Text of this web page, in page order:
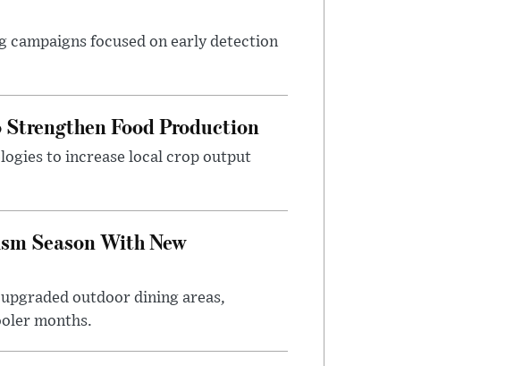
campaigns focused on early detection
Food Production
to increase local crop output
Season With New
outdoor dining areas,
months.